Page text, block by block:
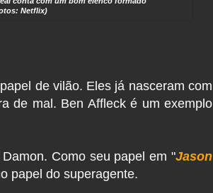
Netflix)
de vilão. Eles já nasceram com
de mal. Ben Affleck é um exemplo
Como seu papel em "Jason
papel do superagente.